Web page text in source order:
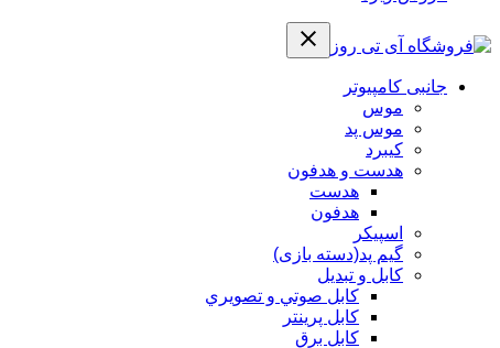
جانبی کامپیوتر
موس
موس پد
کیبرد
هدست و هدفون
هدست
هدفون
اسپیکر
گیم پد(دسته بازی)
کابل و تبدیل
كابل صوتي و تصويري
کابل پرینتر
کابل برق